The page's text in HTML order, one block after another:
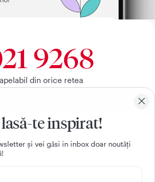
te inspirat!
și vei gǎsi in inbox doar noutǎți
9268
din orice retea
fixa sau mobila)